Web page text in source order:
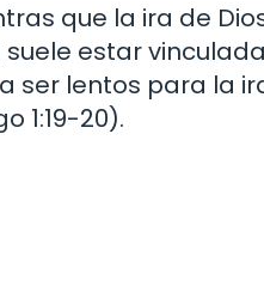
que la ira de
estar
ser lentos para la
1:19-20).